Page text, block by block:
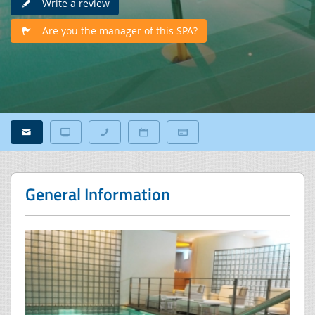
Write a review
Are you the manager of this SPA?
General Information